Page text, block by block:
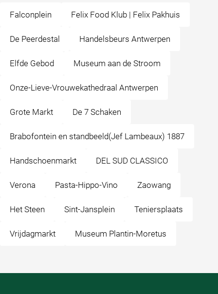
Falconplein Felix Food Klub | Felix Pakhuis
De Peerdestal Handelsbeurs Antwerpen
Elfde Gebod Museum aan de Stroom
Onze-Lieve-Vrouwekathedraal Antwerpen
Grote Markt De 7 Schaken
Brabofontein en standbeeld(Jef Lambeaux) 1887
Handschoenmarkt DEL SUD CLASSICO
Verona Pasta-Hippo-Vino Zaowang
Het Steen Sint-Jansplein Teniersplaats
Vrijdagmarkt Museum Plantin-Moretus